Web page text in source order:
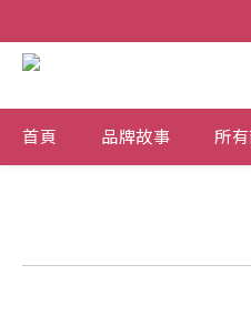
首頁 品牌故事 所